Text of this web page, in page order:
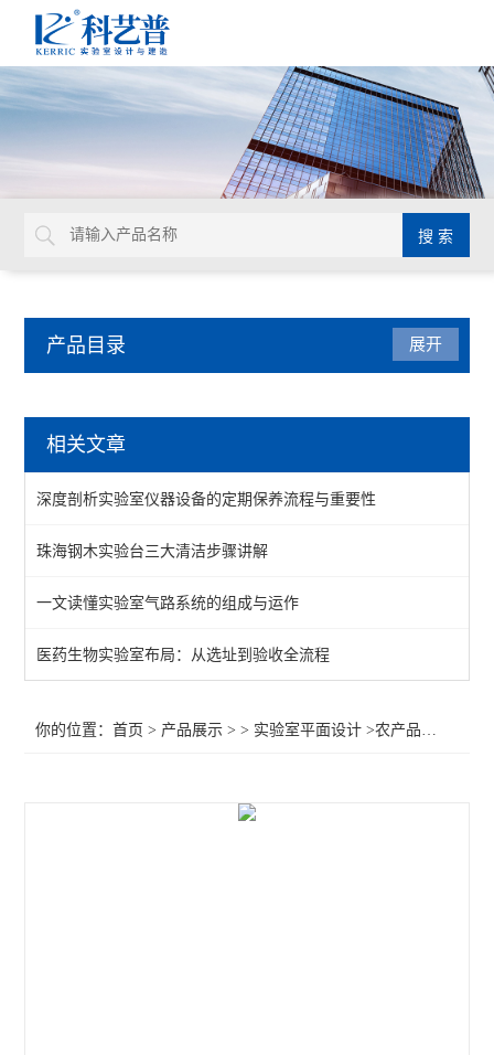
产品目录 展开
相关文章
深度剖析实验室仪器设备的定期保养流程与重要性
珠海钢木实验台三大清洁步骤讲解
一文读懂实验室气路系统的组成与运作
医药生物实验室布局：从选址到验收全流程
你的位置：首页 > 产品展示 > > 实验室平面设计 >农产品实验室设计